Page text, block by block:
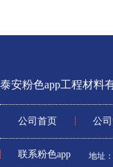
泰安粉色app工程材料
公司首页 公
联系粉色app
地址